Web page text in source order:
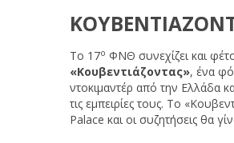
Το 17ο ΦΝΘ συνεχίζει και
«Κουβεντιάζοντας», ένα
ντοκιμαντέρ από την Ελλάδα
τις εμπειρίες τους. To
Palace και οι συζητήσεις θα